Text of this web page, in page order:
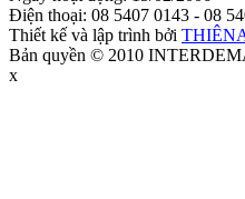
Điện thoại: 08 5407 0143 - 08
Thiết kế và lập trình bởi
Bản quyền © 2010
x